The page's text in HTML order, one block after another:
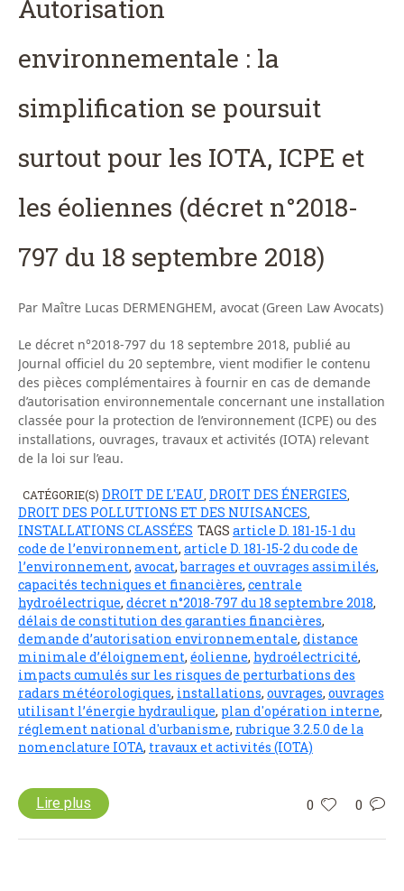
Autorisation
environnementale : la
simplification se poursuit
surtout pour les IOTA, ICPE et
les éoliennes (décret n°2018-
797 du 18 septembre 2018)
Par Maître Lucas DERMENGHEM, avocat (Green Law Avocats)
Le décret n°2018-797 du 18 septembre 2018, publié au
Journal officiel du 20 septembre, vient modifier le contenu
des pièces complémentaires à fournir en cas de demande
d’autorisation environnementale concernant une installation
classée pour la protection de l’environnement (ICPE) ou des
installations, ouvrages, travaux et activités (IOTA) relevant
de la loi sur l’eau.
CATÉGORIE(S) DROIT DE L'EAU DROIT DES ÉNERGIES
DROIT DES POLLUTIONS ET DES NUISANCES
INSTALLATIONS CLASSÉES TAGS article D. 181-15-1 du
code de l’environnement, article D. 181-15-2 du code de
l’environnement, avocat,barrages et ouvrages assimilés,
capacités techniques et financières, centrale
hydroélectrique, décret n°2018-797 du 18 septembre 2018,
délais de constitution des garanties financières,
demande d’autorisation environnementale, distance
minimale d’éloignement, éolienne, hydroélectricité,
impacts cumulés sur les risques de perturbations des
radars météorologiques, installations, ouvrages, ouvrages
utilisant l’énergie hydraulique, plan d'opération interne,
réglement national d'urbanisme, rubrique 3.2.5.0 de la
nomenclature IOTA, travaux et activités (IOTA)
0 0
Lire plus